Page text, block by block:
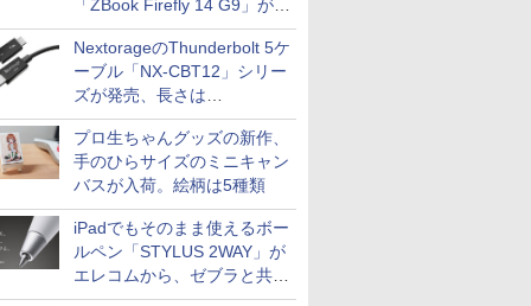
「ZBook Firefly 14 G9」が
79,800円！秋葉原で中古PC
セール
NextorageのThunderbolt 5ケ
ーブル「NX-CBT12」シリー
ズが発売、長さは
30cm/50cm/1mの3種類
プロ生ちゃんグッズの新作、
手のひらサイズのミニキャン
バスが入荷。絵柄は5種類
iPadでもそのまま使えるボー
ルペン「STYLUS 2WAY」が
エレコムから、ゼブラと共同
開発